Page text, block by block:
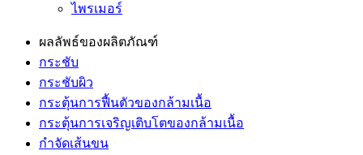
ไพรเมอร์
ผลลัพธ์ของผลิตภัณฑ์
กระชับ
กระชับผิว
กระตุ้นการฟื้นตัวของกล้ามเนื้อ
กระตุ้นการเจริญเติบโตของกล้ามเนื้อ
กำจัดเส้นขน